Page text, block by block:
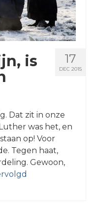
17
DEC 2015
is
Dat zit in onze
was het, en
op! Voor
Tegen haat,
Gewoon,